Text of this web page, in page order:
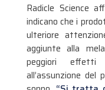
Radicle Science
indicano che i
ulteriore
aggiunte alla
peggiori effetti
all’assunzione del